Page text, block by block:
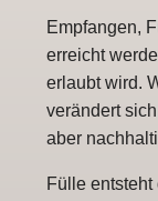
Empfangen,
erreicht
erlaubt wird.
verändert
aber
Fülle